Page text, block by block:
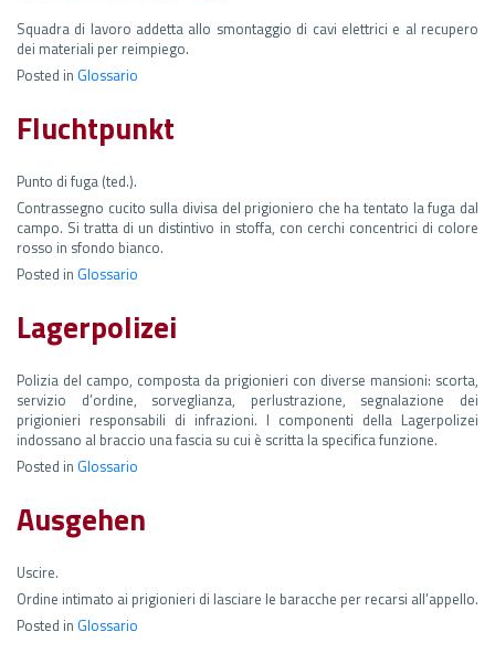
Squadra di lavoro addetta allo smontaggio di cavi elettrici e al recupero
dei materiali per reimpiego.
Posted in Glossario
Fluchtpunkt
Punto di fuga (ted.).
Contrassegno cucito sulla divisa del prigioniero che ha tentato la fuga dal
campo. Si tratta di un distintivo in stoffa, con cerchi concentrici di colore
rosso in sfondo bianco.
Posted in Glossario
Lagerpolizei
Polizia del campo, composta da prigionieri con diverse mansioni: scorta,
servizio d’ordine, sorveglianza, perlustrazione, segnalazione dei
prigionieri responsabili di infrazioni. I componenti della Lagerpolizei
indossano al braccio una fascia su cui è scritta la specifica funzione.
Posted in Glossario
Ausgehen
Uscire.
Ordine intimato ai prigionieri di lasciare le baracche per recarsi all’appello.
Posted in Glossario